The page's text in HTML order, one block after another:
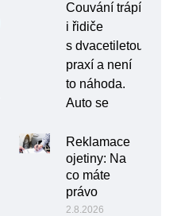
Couvání trápí
i řidiče
s dvacetiletou
praxí a není
to náhoda.
Auto se
Reklamace
ojetiny: Na
co máte
právo
2.8.2026